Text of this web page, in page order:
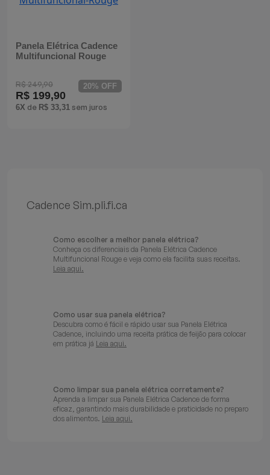
Panela Elétrica Cadence
Multifuncional Rouge
R$ 249,90
R$ 199,90
6X de R$ 33,31 sem juros
20% OFF
Cadence Sim.pli.fi.ca
Como escolher a melhor panela elétrica?
Conheça os diferenciais da Panela Elétrica Cadence
Multifuncional Rouge e veja como ela facilita suas receitas.
Leia aqui.
Como usar sua panela elétrica?
Descubra como é fácil e rápido usar sua Panela Elétrica
Cadence, incluindo uma receita prática de feijão para colocar
em prática já Leia aqui.
Como limpar sua panela elétrica corretamente?
Aprenda a limpar sua Panela Elétrica Cadence de forma
eficaz, garantindo mais durabilidade e praticidade no preparo
dos alimentos. Leia aqui.
Cooktops
Batedeiras